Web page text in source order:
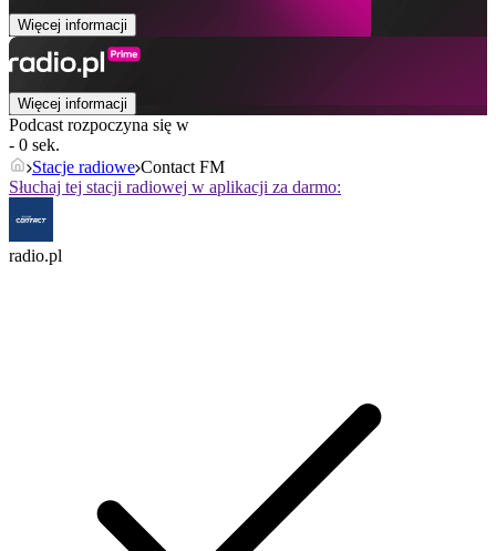
Więcej informacji
Więcej informacji
Podcast rozpoczyna się w
- 0 sek.
Stacje radiowe Contact FM
Słuchaj tej stacji radiowej w aplikacji za darmo:
radio.pl